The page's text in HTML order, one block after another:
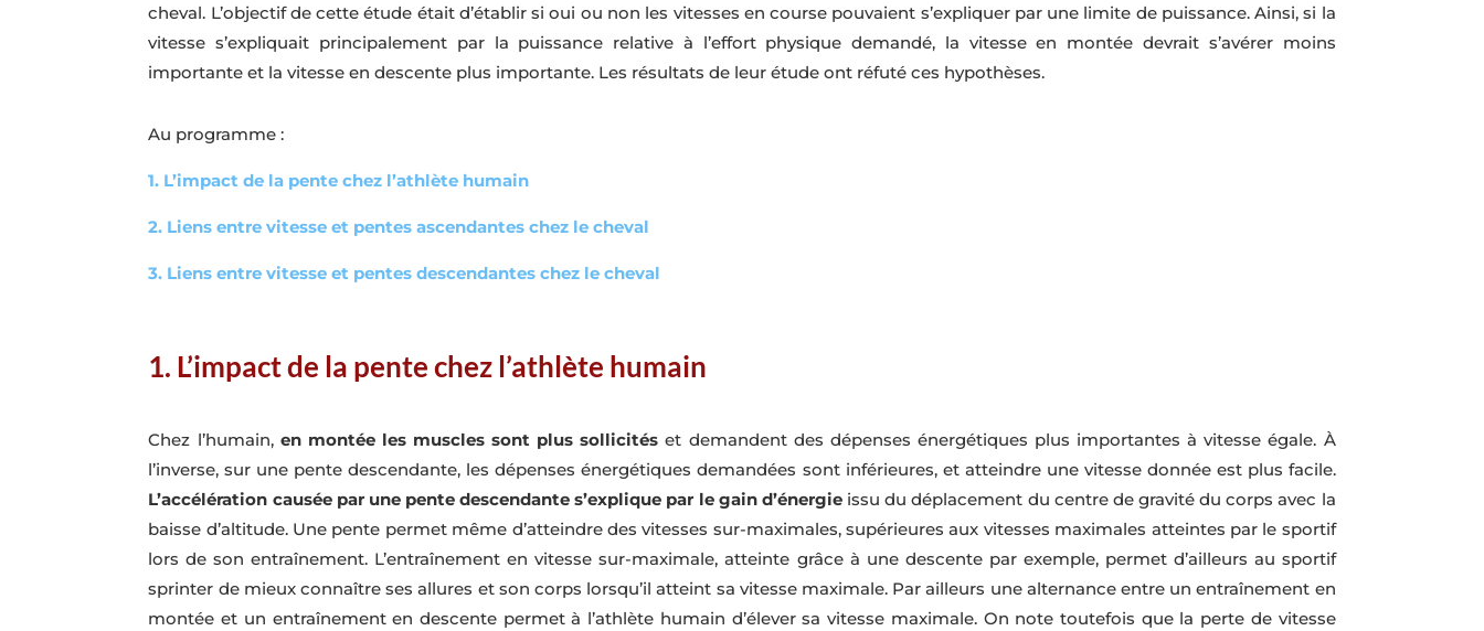
cheval. L’objectif de cette étude était d’établir si oui ou non les vitesses en course pouvaient s’expliquer par une limite de puissance. Ainsi, si la
vitesse s’expliquait principalement par la puissance relative à l’effort physique demandé, la vitesse en montée devrait s’avérer moins
importante et la vitesse en descente plus importante. Les résultats de leur étude ont réfuté ces hypothèses.
Au programme :
1. L’impact de la pente chez l’athlète humain
2. Liens entre vitesse et pentes ascendantes chez le cheval
3. Liens entre vitesse et pentes descendantes chez le cheval
1. L’impact de la pente chez l’athlète humain
Chez l’humain, en montée les muscles sont plus sollicités et demandent des dépenses énergétiques plus importantes à vitesse égale. À
l’inverse, sur une pente descendante, les dépenses énergétiques demandées sont inférieures, et atteindre une vitesse donnée est plus facile.
L’accélération causée par une pente descendante s’explique par le gain d’énergieissu du déplacement du centre de gravité du corps avec la
baisse d’altitude. Une pente permet même d’atteindre des vitesses sur-maximales, supérieures aux vitesses maximales atteintes par le sportif
lors de son entraînement. L’entraînement en vitesse sur-maximale, atteinte grâce à une descente par exemple, permet d’ailleurs au sportif
sprinter de mieux connaître ses allures et son corps lorsqu’il atteint sa vitesse maximale. Par ailleurs une alternance entre un entraînement en
montée et un entraînement en descente permet à l’athlète humain d’élever sa vitesse maximale. On note toutefois que la perte de vitesse